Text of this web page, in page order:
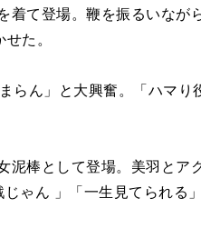
て登場。鞭を振るいな
た。
ん」と大興奮。「ハマ
棒として登場。美羽と
ゃん 」「一生見てられる